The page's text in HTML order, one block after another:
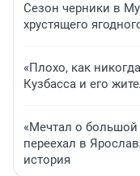
Сезон черники в
хрустящего
«Плохо, как
Кузбасса и его
«Мечтал о
переехал в
история